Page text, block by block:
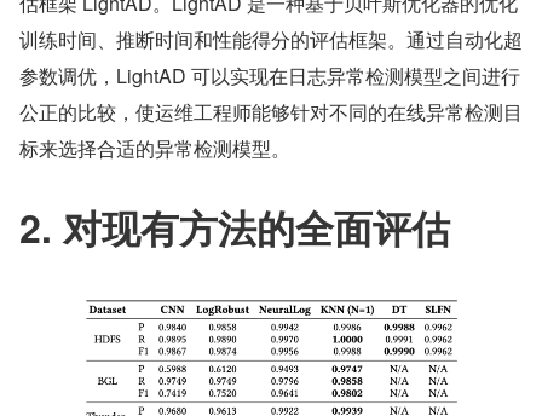
训练时间、推断时间和性能得分的评估框架。通过自动化超
参数调优，LightAD 可以实现在日志异常检测模型之间进行
公正的比较，使运维工程师能够针对不同的在线异常检测目
标来选择合适的异常检测模型。
2. 对现有方法的全面评估